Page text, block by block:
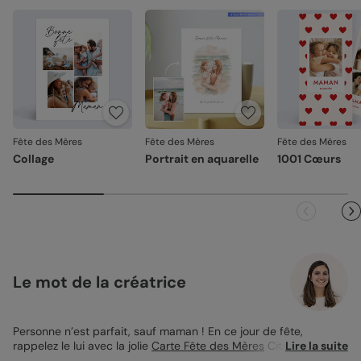
Fête des Mères
Collage
Fête des Mères
Portrait en aquarelle
Fête des Mères
1001 Cœurs
Le mot de la créatrice
Personne n’est parfait, sauf maman ! En ce jour de fête,
rappelez le lui avec la jolie Carte Fête des Mères Citation à
Lire la suite